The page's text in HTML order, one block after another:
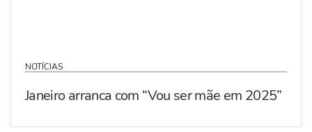
NOTÍCIAS
Janeiro arranca com “Vou ser mãe em 2025”